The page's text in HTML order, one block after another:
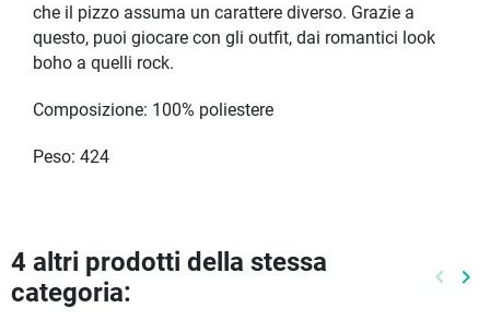
che il pizzo assuma un carattere diverso. Grazie a
questo, puoi giocare con gli outfit, dai romantici look
boho a quelli rock.
Composizione: 100% poliestere
Peso: 424
4 altri prodotti della stessa
categoria:
keyboard_arrow_left keyboard_arrow_right